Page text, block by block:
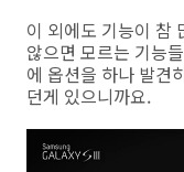
이 외에도 기능이 참
않으면 모르는 기능
에 옵션을 하나 발견
던게 있으니까요.